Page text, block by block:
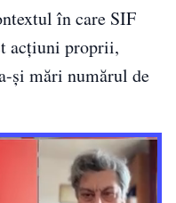
în care SIF
acțiuni proprii,
și mări numărul de